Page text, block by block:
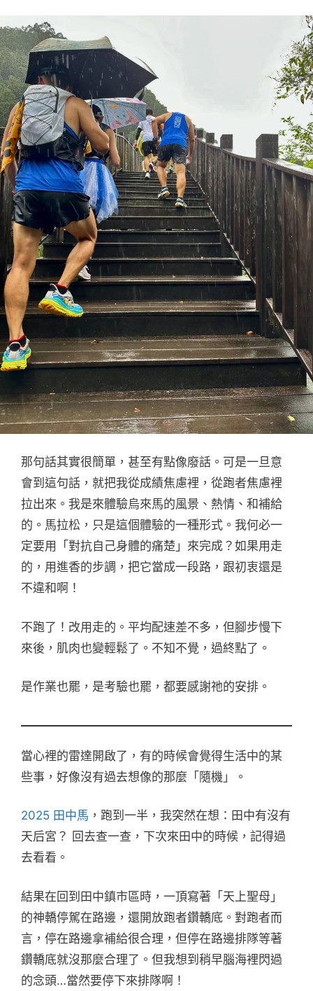
那句話其實很簡單，甚至有點像廢話。可是一旦意
會到這句話，就把我從成績焦慮裡，從跑者焦慮裡
拉出來。我是來體驗烏來馬的風景、熱情、和補給
的。馬拉松，只是這個體驗的一種形式。我何必一
定要用「對抗自己身體的痛楚」來完成？如果用走
的，用進香的步調，把它當成一段路，跟初衷還是
不違和啊！
不跑了！改用走的。平均配速差不多，但腳步慢下
來後，肌肉也變輕鬆了。不知不覺，過終點了。
是作業也罷，是考驗也罷，都要感謝祂的安排。
當心裡的雷達開啟了，有的時候會覺得生活中的某
些事，好像沒有過去想像的那麼「隨機」。
2025 田中馬 ，跑到一半，我突然在想：田中有沒有
天后宮？ 回去查一查，下次來田中的時候，記得過
去看看。
結果在回到田中鎮市區時，一頂寫著「天上聖母」
的神轎停駕在路邊，還開放跑者鑽轎底。對跑者而
言，停在路邊拿補給很合理，但停在路邊排隊等著
鑽轎底就沒那麼合理了。但我想到稍早腦海裡閃過
的念頭…當然要停下來排隊啊！